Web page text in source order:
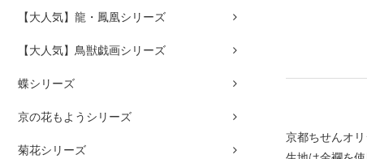
【大人気】龍・鳳凰シリーズ
【大人気】鳥獣戯画シリーズ
蝶シリーズ
京の花もようシリーズ
菊花シリーズ
京都ちせんオ